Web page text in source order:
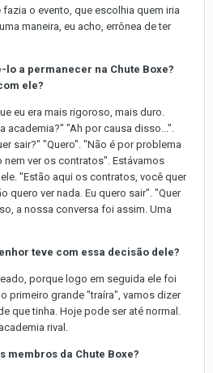
o evento, que escolhia quem iria
maneira, eu acho, errônea de ter
lo a permanecer na Chute Boxe?
ele?
eu era mais rigoroso, mais duro.
academia?" "Ah por causa disso...".
sair?" "Quero". "Não é por problema
ver os contratos". Estávamos
"Estão aqui os contratos, você quer
quero ver nada. Eu quero sair". "Quer
a nossa conversa foi assim. Uma
teve com essa decisão dele?
porque logo em seguida ele foi
primeiro grande "traíra", vamos dizer
que tinha. Hoje pode ser até normal.
rival.
membros da Chute Boxe?